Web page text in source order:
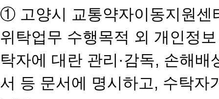
① 고양시 교통약자이동지원센
위탁업무 수행목적 외 개인정
탁자에 대란 관리·감독, 손해
서 등 문서에 명시하고, 수탁자